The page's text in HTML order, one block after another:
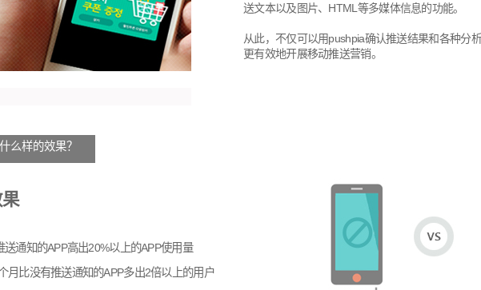
送文本以及图片、HTML等多媒体信息的功能。
从此，不仅可以用pushpia确认推送结果和各种分
更有效地开展移动推送营销。
么样的效果？
送通知的APP高出20%以上的APP使用量
月比没有推送通知的APP多出2倍以上的用户